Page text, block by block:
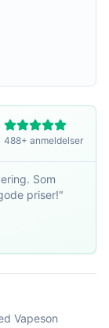
488+ anmeldelser
Som
priser!"
Vapeson